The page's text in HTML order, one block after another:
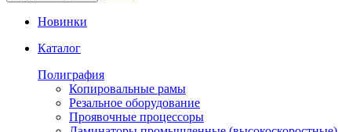
Новинки
Каталог
Полиграфия
Копировальные рамы
Резальное оборудование
Проявочные процессоры